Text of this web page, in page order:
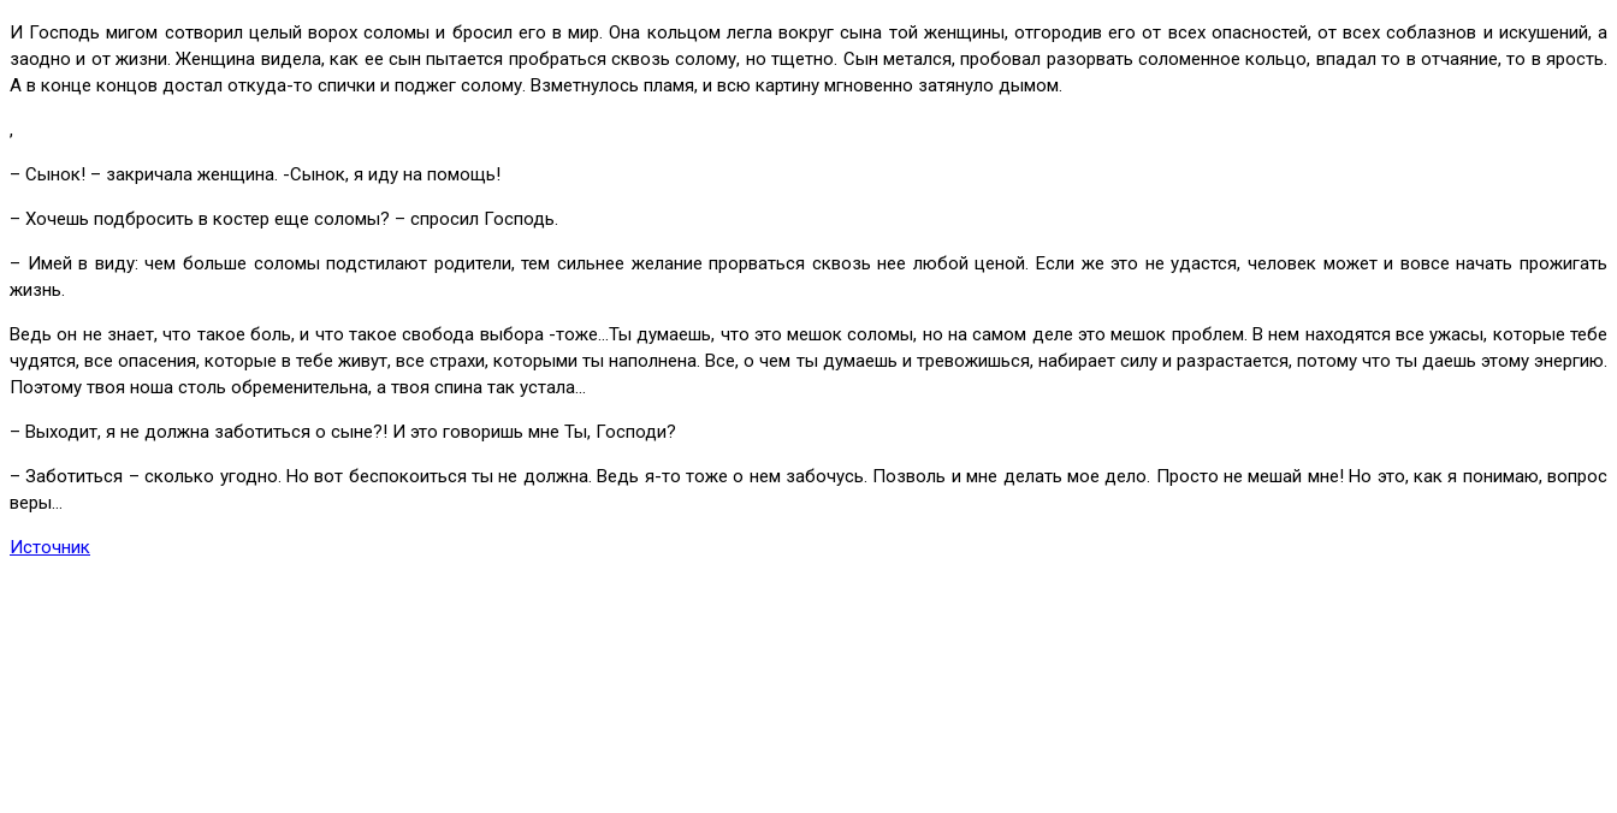
И Господь мигом сотворил целый ворох соломы и бросил его в мир. Она кольцом легла вокруг сына той женщины, отгородив его от всех опасностей, от всех соблазнов и искушений, а
заодно и от жизни. Женщина видела, как ее сын пытается пробраться сквозь солому, но тщетно. Сын метался, пробовал разорвать соломенное кольцо, впадал то в отчаяние, то в ярость.
А в конце концов достал откуда-то спички и поджег солому. Взметнулось пламя, и всю картину мгновенно затянуло дымом.
,
– Сынок! – закричала женщина. -Сынок, я иду на помощь!
– Хочешь подбросить в костер еще соломы? – спросил Господь.
– Имей в виду: чем больше соломы подстилают родители, тем сильнее желание прорваться сквозь нее любой ценой. Если же это не удастся, человек может и вовсе начать прожигать
жизнь.
Ведь он не знает, что такое боль, и что такое свобода выбора -тоже…Ты думаешь, что это мешок соломы, но на самом деле это мешок проблем. В нем находятся все ужасы, которые тебе
чудятся, все опасения, которые в тебе живут, все страхи, которыми ты наполнена. Все, о чем ты думаешь и тревожишься, набирает силу и разрастается, потому что ты даешь этому энергию.
Поэтому твоя ноша столь обременительна, а твоя спина так устала…
– Выходит, я не должна заботиться о сыне?! И это говоришь мне Ты, Господи?
– Заботиться – сколько угодно. Но вот беспокоиться ты не должна. Ведь я-то тоже о нем забочусь. Позволь и мне делать мое дело. Просто не мешай мне! Но это, как я понимаю, вопрос
веры…
Источник